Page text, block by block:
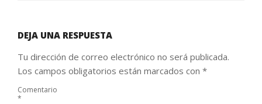
DEJA UNA RESPUESTA
Tu dirección de correo electrónico no será publicada.
Los campos obligatorios están marcados con *
Comentario
*